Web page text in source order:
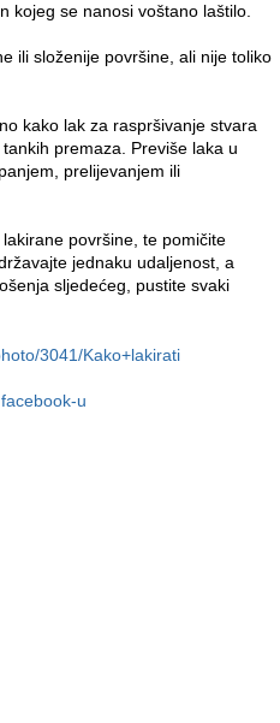
kojeg se nanosi voštano laštilo.
ili složenije površine, ali nije toliko
kako lak za raspršivanje stvara
premaza. Previše laka u
prelijevanjem ili
površine, te pomičite
jednaku udaljenost, a
sljedećeg, pustite svaki
3041/Kako+lakirati
u